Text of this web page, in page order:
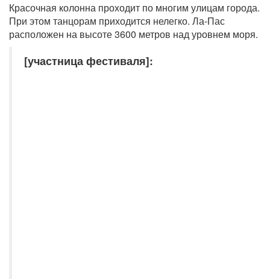
Красочная колонна проходит по многим улицам города.
При этом танцорам приходится нелегко. Ла-Пас
расположен на высоте 3600 метров над уровнем моря.
[участница фестиваля]: